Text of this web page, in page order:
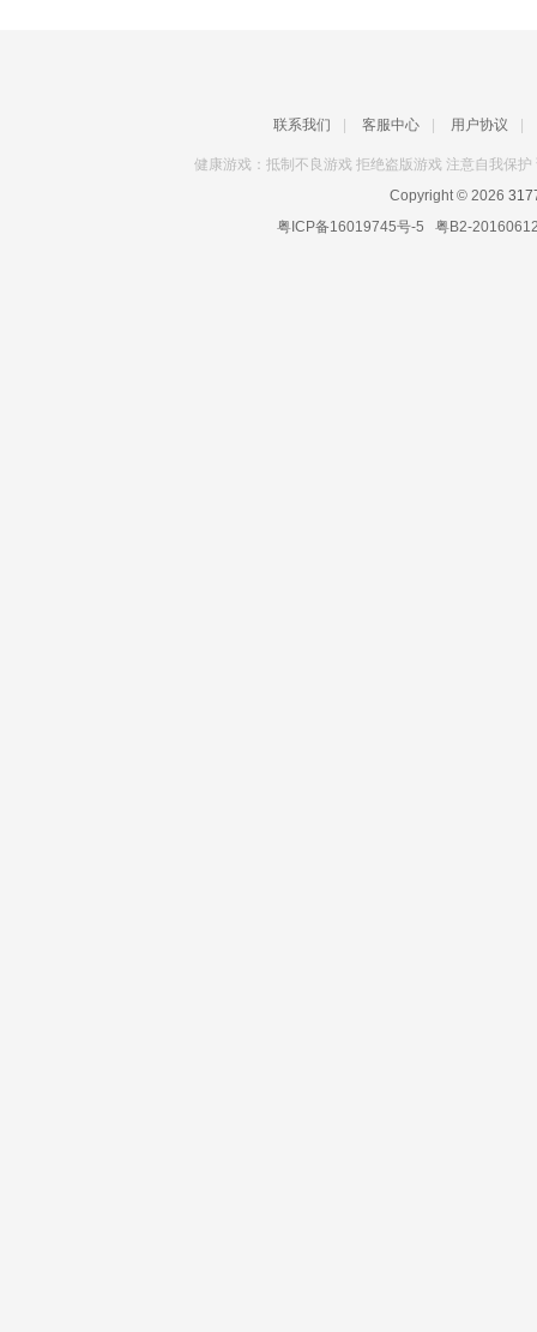
联系我们 客服中心 用户协议
健康游戏：抵制不良游戏 拒绝盗版游戏 注意自我保
Copyright © 2026
粤ICP备16019745号-5 粤B2-